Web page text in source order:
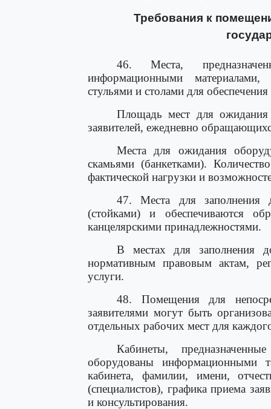
Требования к
46. Места,
информационными
стульями и столами для
Площадь мест для ожидания
заявителей, ежедневно
Места для ожидания
скамьями (банкетками).
фактической нагрузки и
47. Места для заполнения
(стойками) и обеспечиваются
канцелярскими принадлежностями.
В местах для заполнения
нормативным правовым актам,
услуги.
48. Помещения для
заявителями могут быть
отдельных рабочих мест для
Кабинеты,
оборудованы информационными
кабинета, фамилии, имени,
(специалистов), графика приема
и консультирования.